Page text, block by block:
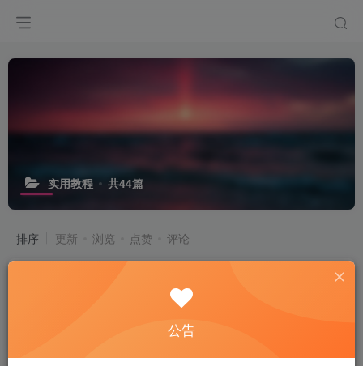
实用教程 共44篇
排序 更新 浏览 点赞 评论
鸿蒙 NEXT 上线后，出境易装第三方
应用更轻松
4个月前
公告